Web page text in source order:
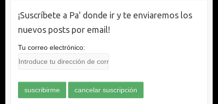
¡Suscríbete a Pa' donde ir y te enviaremos los
nuevos posts por email!
Tu correo electrónico: